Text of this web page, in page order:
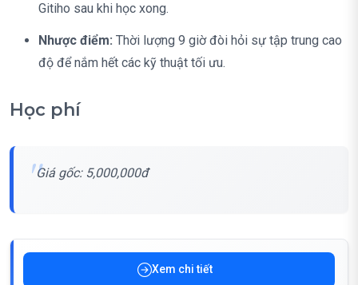
Gitiho sau khi học xong.
Nhược điểm: Thời lượng 9 giờ đòi hỏi sự tập trung cao
độ để nắm hết các kỹ thuật tối ưu.
Học phí
Giá gốc: 5,000,000đ
Xem chi tiết